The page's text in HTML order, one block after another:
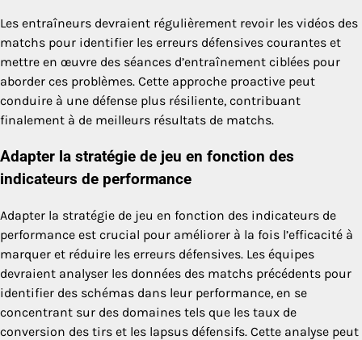
Les entraîneurs devraient régulièrement revoir les vidéos des
matchs pour identifier les erreurs défensives courantes et
mettre en œuvre des séances d’entraînement ciblées pour
aborder ces problèmes. Cette approche proactive peut
conduire à une défense plus résiliente, contribuant
finalement à de meilleurs résultats de matchs.
Adapter la stratégie de jeu en fonction des
indicateurs de performance
Adapter la stratégie de jeu en fonction des indicateurs de
performance est crucial pour améliorer à la fois l’efficacité à
marquer et réduire les erreurs défensives. Les équipes
devraient analyser les données des matchs précédents pour
identifier des schémas dans leur performance, en se
concentrant sur des domaines tels que les taux de
conversion des tirs et les lapsus défensifs. Cette analyse peut